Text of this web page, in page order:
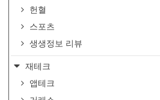
헌혈
스포츠
생생정보 리뷰
재테크
앱테크